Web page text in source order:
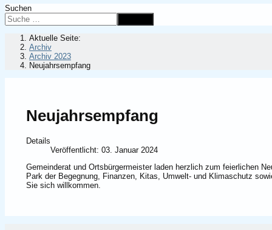
Suchen
Aktuelle Seite:
Archiv
Archiv 2023
Neujahrsempfang
Neujahrsempfang
Details
Veröffentlicht: 03. Januar 2024
Gemeinderat und Ortsbürgermeister laden herzlich zum feierlichen
Park der Begegnung, Finanzen, Kitas, Umwelt- und Klimaschutz
Sie sich willkommen.